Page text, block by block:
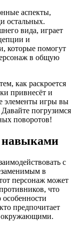
аспекты,
остальных.
вида, играет
и
которые помогут
в общую
как раскроется
привнесёт и
элементы игры вы
погрузимся
поворотов!
с
в
персонаж может
что
особенности
предпочитает
окружающими.